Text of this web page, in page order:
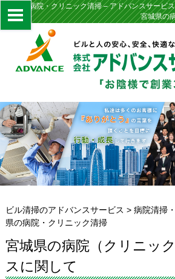
宮城県の病院・クリニック清掃 – アドバンスサービ
宮城県の
ビル清掃のアドバンスサービス > 病院清掃
県の病院・クリニック清掃
宮城県の病院（クリニッ
スに関して